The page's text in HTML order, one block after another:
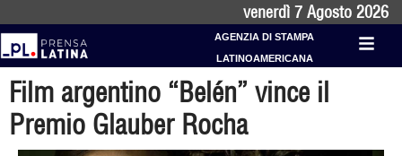
venerdì 7 Agosto 2026
AGENZIA DI STAMPA
LATINOAMERICANA
Film argentino “Belén” vince il
Premio Glauber Rocha